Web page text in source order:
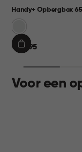
Handy+ Opbergbox
€€ 22,95
IN
Voor een